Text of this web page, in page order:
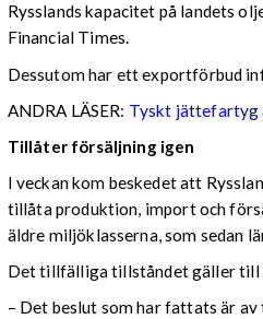
Rysslands kapacitet på landets
Financial Times.
Dessutom har ett exportförbud
ANDRA LÄSER: Tyskt jättefartyg
Tillåter försäljning igen
I veckan kom beskedet att
tillåta produktion, import och
äldre miljöklasserna, som sedan
Det tillfälliga tillståndet gäller till
– Det beslut som har fattats är